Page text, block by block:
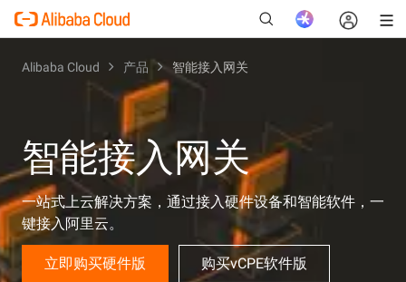
Alibaba Cloud 产品 智能接入网关
智能接入网关
一站式上云解决方案，通过接入硬件设备和智能软件，一
键接入阿里云。
立即购买硬件版 购买vCPE软件版
新